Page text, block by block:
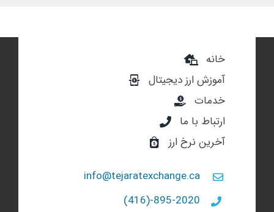
خانه
آموزش ارز دیجیتال
خدمات
ارتباط با ما
آخرین نرخ ارز
info@tejaratexchange.ca
895-2020-(416)